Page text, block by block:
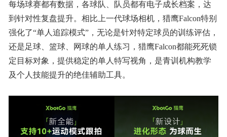
每场球赛都有数据，各球队、队员都有电⼦成⻓档案，达
到针对性复盘提升。相比上一代球场相机，猎鹰Falcon特别
强化了“单人追踪模式”，无论是针对特定球员的训练评估，
还是足球、篮球、网球的单人练习，猎鹰Falcon都能死死锁
定目标对象，提供稳定的单人特写视角，是青训机构教学
及个人技能提升的绝佳辅助工具。